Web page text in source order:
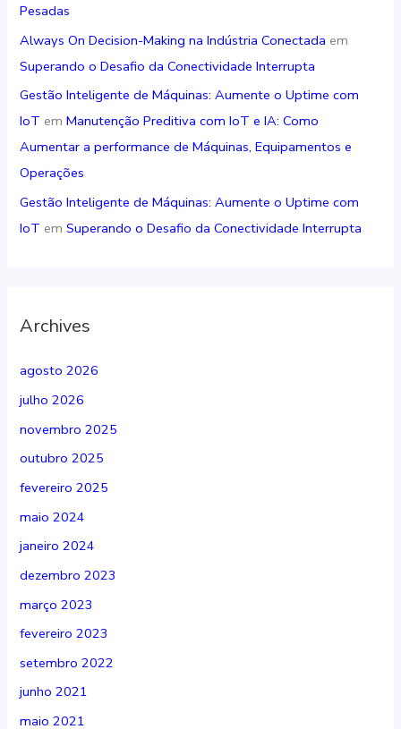
Pesadas
Always On Decision-Making na Indústria Conectada em
Superando o Desafio da Conectividade Interrupta
Gestão Inteligente de Máquinas: Aumente o Uptime com
IoT emManutenção Preditiva com IoT e IA: Como
Aumentar a performance de Máquinas, Equipamentos e
Operações
Gestão Inteligente de Máquinas: Aumente o Uptime com
IoT emSuperando o Desafio da Conectividade Interrupta
Archives
agosto 2026
julho 2026
novembro 2025
outubro 2025
fevereiro 2025
maio 2024
janeiro 2024
dezembro 2023
março 2023
fevereiro 2023
setembro 2022
junho 2021
maio 2021